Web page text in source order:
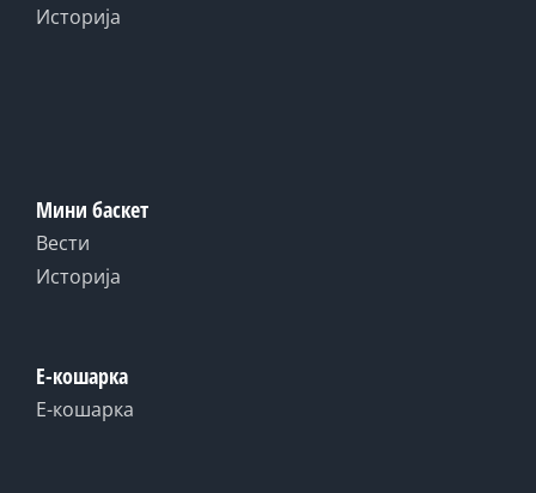
Историја
Мини баскет
Вести
Историја
Е-кошарка
Е-кошарка